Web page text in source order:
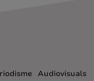
Audiovisuals